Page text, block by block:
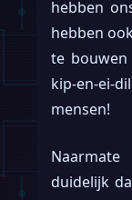
hebben
hebben
te
kip-en-ei-
mensen!
duidelijk